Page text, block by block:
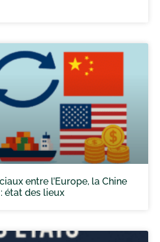
entre l’Europe, la Chine
état des lieux